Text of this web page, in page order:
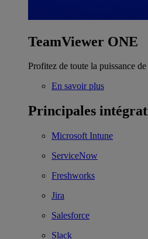
TeamViewer ONE
Profitez de toute la puissance
En savoir plus
Principales
Microsoft Intune
ServiceNow
Freshworks
Jira
Salesforce
Slack